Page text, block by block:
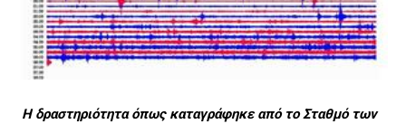
Η δραστηριότητα όπως καταγράφηκε από το Σταθμό των